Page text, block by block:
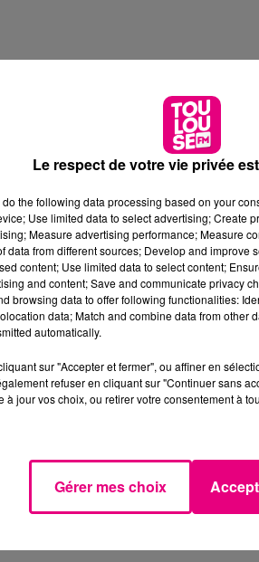
Le respect de votre vie privée
do the following data processing based on your
Use limited data to select advertising; Create
Measure advertising performance; Measure
data from different sources; Develop and improve
content; Use limited data to select content;
and content; Save and communicate privacy
browsing data to offer following functionalities:
data; Match and combine data from other
automatically.
sur "Accepter et fermer", ou affiner en
refuser en cliquant sur "Continuer sans
à jour vos choix, ou retirer votre consentement à
Gérer mes choix